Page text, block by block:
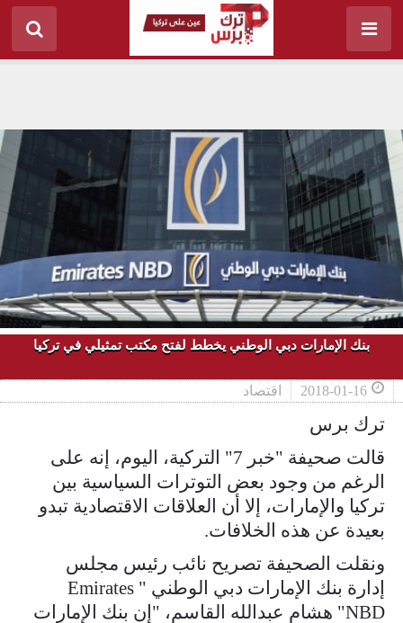
بنك الإمارات دبي الوطني يخطط لفتح مكتب تمثيلي في تركيا
2018-01-16 اقتصاد
ترك برس
قالت صحيفة "خبر 7" التركية، اليوم، إنه على
الرغم من وجود بعض التوترات السياسية بين
تركيا والإمارات، إلا أن العلاقات الاقتصادية تبدو
بعيدة عن هذه الخلافات.
ونقلت الصحيفة تصريح نائب رئيس مجلس
إدارة بنك الإمارات دبي الوطني " Emirates
NBD" هشام عبدالله القاسم، "إن بنك الإمارات